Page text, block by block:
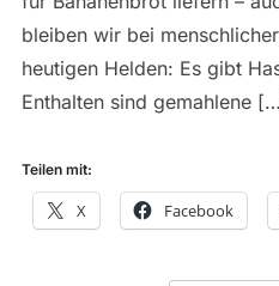
bleiben wir bei
heutigen Helden: Es gibt
Enthalten sind gemahlene
Teilen mit:
X Facebook